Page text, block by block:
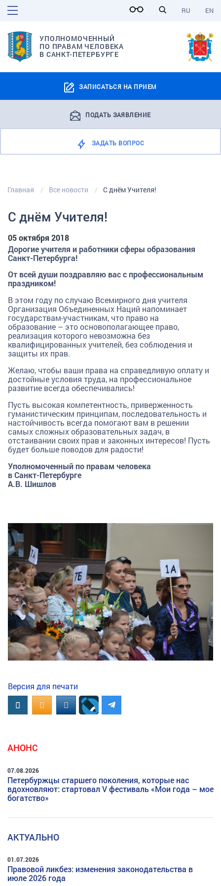
EN
RU
УПОЛНОМОЧЕННЫЙ
ПО ПРАВАМ ЧЕЛОВЕКА
В САНКТ-ПЕТЕРБУРГЕ
ЗАПИСАТЬСЯ НА ПРИЕМ
ПОДАТЬ ЗАЯВЛЕНИЕ
ЗАДАТЬ ВОПРОС
Главная Все новости С днём Учителя!
С днём Учителя!
05 октября 2018
Дорогие учителя и работники сферы образования
Санкт-Петербурга!
От всей души поздравляю вас с профессиональным
праздником!
В этом году по случаю Всемирного дня учителя
Организация Объединенных Наций напоминает
государствам-участникам, что право на
образование – это основополагающее право,
реализация которого невозможна без
квалифицированных учителей, без соблюдения и
защиты их прав.
Желаю, чтобы ваши права на справедливую оплату и
достойные условия труда, на профессиональное
развитие всегда обеспечивались!
Пусть высокая компетентность, приверженность
гуманистическим принципам, последовательность и
настойчивость всегда помогают вам в решении
самых сложных образовательных задач, в
отстаивании своих прав и законных интересов! Пусть
будет больше поводов для радости!
Уполномоченный по правам человека
в Санкт-Петербурге
А.В. Шишлов
Версия для печати
ВконтактеOK.RUMAIL.RU
АНОНС
07.08.2026
Петербуржцы старшего поколения, которые нас
вдохновляют: стартовал V фестиваль «Мои года – мое
богатство»
АКТУАЛЬНО
01.07.2026
Правовой ликбез: изменения законодательства в
июле 2026 года